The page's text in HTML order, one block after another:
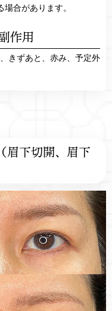
合があります。
作用
きずあと、赤み、予定外
眉下切開、眉下